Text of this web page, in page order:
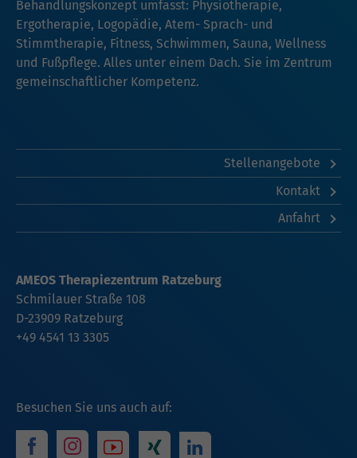
Behandlungskonzept umfasst: Physiotherapie,
Ergotherapie, Logopädie, Atem- Sprach- und
Stimmtherapie, Fitness, Schwimmen, Sauna, Wellness
und Fußpflege. Alles unter einem Dach. Sie im Zentrum
gemeinschaftlicher Kompetenz.
Stellenangebote
Kontakt
Anfahrt
Besuchen Sie uns auch auf:
AMEOS Therapiezentrum Ratzeburg
Schmilauer Straße 108
D-23909 Ratzeburg
+49 4541 13 3305